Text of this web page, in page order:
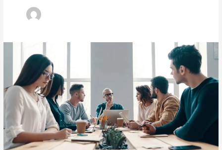
afianza
Comités
Sectoriales
Temáticos
SST